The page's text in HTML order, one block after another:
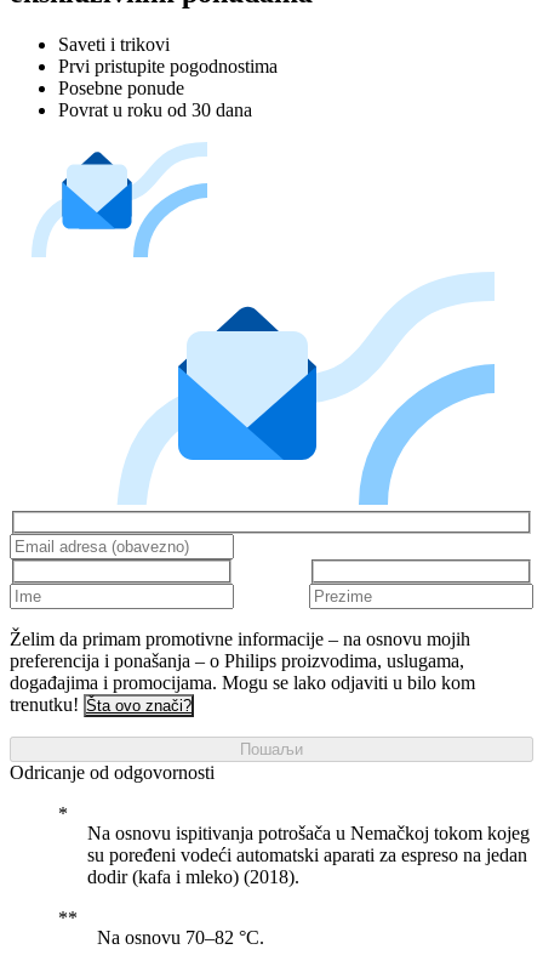
Saveti i trikovi
Prvi pristupite pogodnostima
Posebne ponude
Povrat u roku od 30 dana
Želim da primam promotivne informacije – na osnovu mojih
preferencija i ponašanja – o Philips proizvodima, uslugama,
događajima i promocijama. Mogu se lako odjaviti u bilo kom
trenutku! Šta ovo znači?
Пошаљи
Odricanje od odgovornosti
Na osnovu ispitivanja potrošača u Nemačkoj tokom kojeg
su poređeni vodeći automatski aparati za espreso na jedan
dodir (kafa i mleko) (2018).
Na osnovu 70–82 °C.